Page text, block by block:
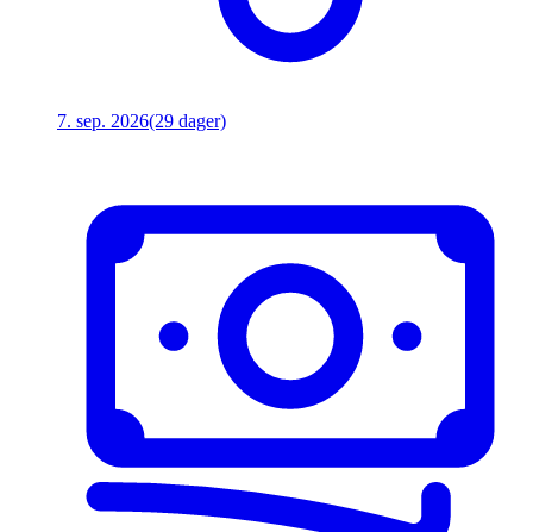
7. sep. 2026(29 dager)